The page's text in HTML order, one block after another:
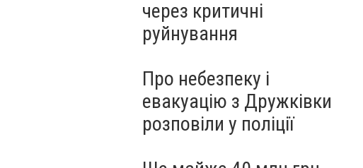
через критичні
руйнування
Про небезпеку і
евакуацію з Дружківки
розповіли у поліції